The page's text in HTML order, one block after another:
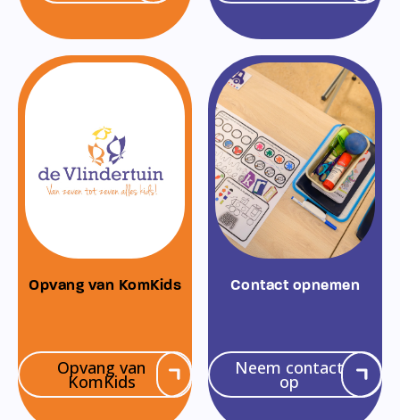
Opvang van KomKids
Opvang van
KomKids
Contact opnemen
Neem contact
op